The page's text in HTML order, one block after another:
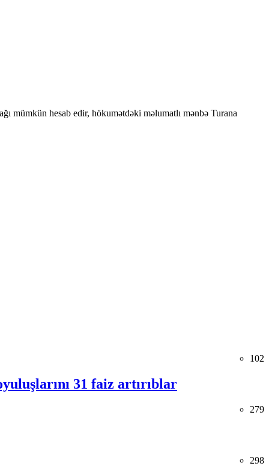
mümkün hesab edir, hökumətdəki məlumatlı mənbə Turana
102
31 faiz artırıblar
279
298